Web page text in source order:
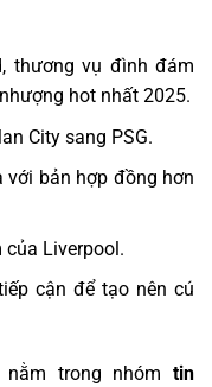
thương vụ đình đám
hot nhất 2025.
City sang PSG.
với bản hợp đồng hơn
Liverpool.
cận để tạo nên cú
trong nhóm tin